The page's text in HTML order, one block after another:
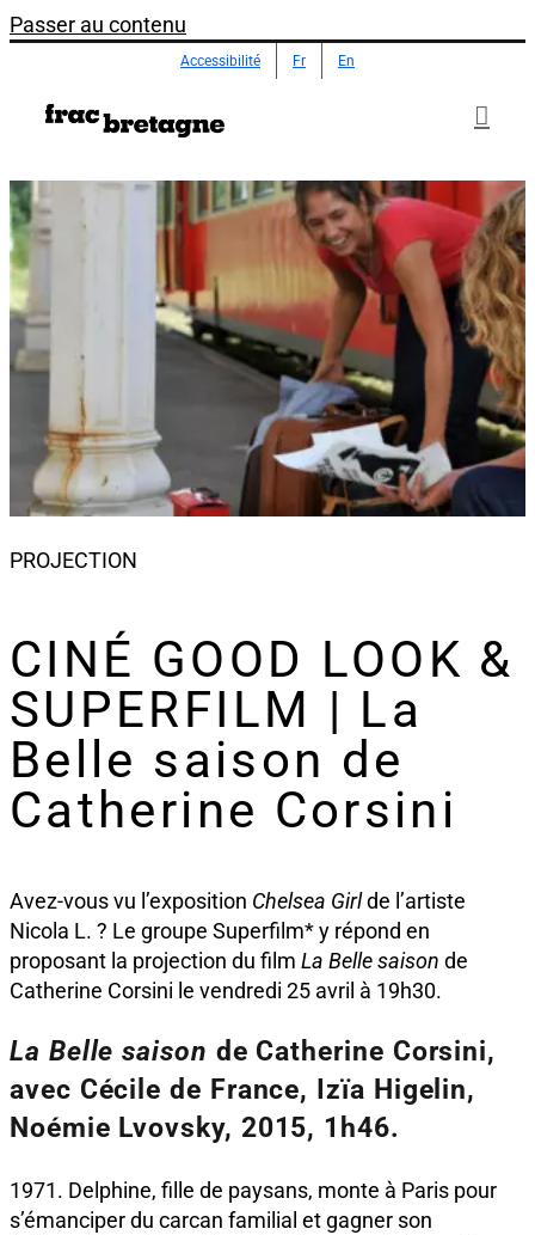
Passer au contenu
Accessibilité Fr En
PROJECTION
CINÉ GOOD LOOK &
SUPERFILM | La
Belle saison de
Catherine Corsini
Avez-vous vu l’exposition Chelsea Girlde l’artiste
Nicola L. ? Le groupe Superfilm* y répond en
proposant la projection du film La Belle saison de
Catherine Corsini le vendredi 25 avril à 19h30.
La Belle saison de Catherine Corsini,
avec Cécile de France, Izïa Higelin,
Noémie Lvovsky, 2015, 1h46.
1971. Delphine, fille de paysans, monte à Paris pour
s’émanciper du carcan familial et gagner son